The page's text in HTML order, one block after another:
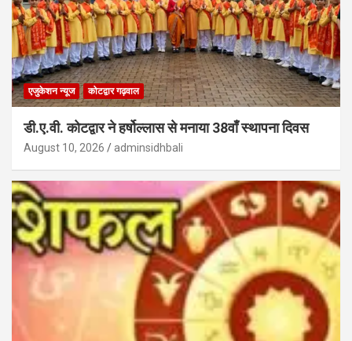
एजुकेशन न्‍यूज कोटद्वार गढ़वाल
डी.ए.वी. कोटद्वार ने हर्षोल्लास से मनाया 38वाँ स्थापना दिवस
August 10, 2026 adminsidhbali